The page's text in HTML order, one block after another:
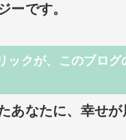
ーです。
ックが、このブログ
あなたに、幸せが